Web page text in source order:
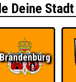
Deine Stadt